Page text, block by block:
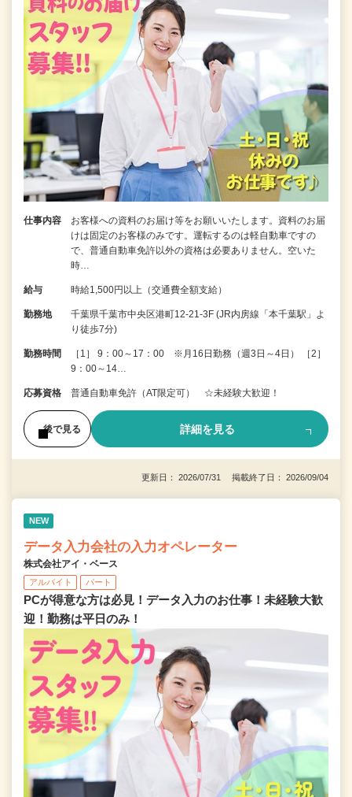
仕事内容
お客様への資料のお届け等をお願いいたします。資料のお届
けは固定のお客様のみです。運転するのは軽自動車ですの
で、普通自動車免許以外の資格は必要ありません。空いた
時…
給与 時給1,500円以上（交通費全額支給）
勤務地
千葉県千葉市中央区港町12-21-3F (JR内房線「本千葉駅」よ
り徒歩7分)
勤務時間
［1］ 9：00～17：00 ※月16日勤務（週3日～4日） ［2］
9：00～14…
応募資格 普通自動車免許（AT限定可） ☆未経験大歓迎！
後で見る 詳細を見る
更新日： 2026/07/31 掲載終了日： 2026/09/04
NEW
データ入力会社の入力オペレーター
株式会社アイ・ベース
アルバイト パート
PCが得意な方は必見！データ入力のお仕事！未経験大歓
迎！勤務は平日のみ！